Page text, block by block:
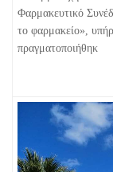
Φαρμακευτικό
το φαρμακείο»,
πραγματοποιήθηκ